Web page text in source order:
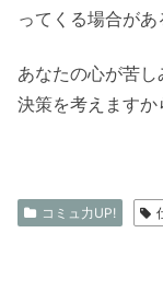
ってくる場合があ
あなたの心が苦
決策を考えますか
コミュ力UP!